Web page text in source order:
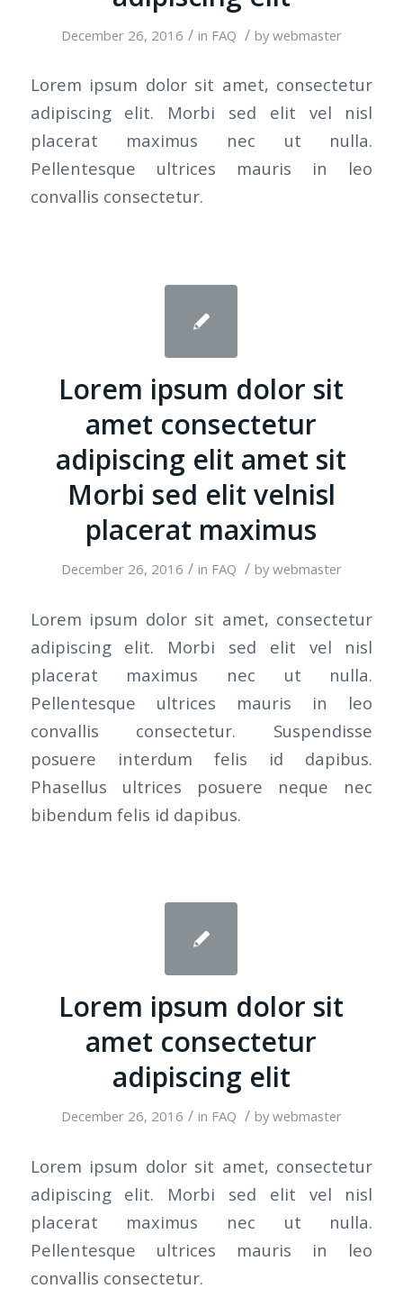
December 26, 2016 / in FAQ / bywebmaster
Lorem ipsum dolor sit amet, consectetur
adipiscing elit. Morbi sed elit vel nisl
placerat maximus nec ut nulla.
Pellentesque ultrices mauris in leo
convallis consectetur.
Lorem ipsum dolor sit
amet consectetur
adipiscing elit amet sit
Morbi sed elit velnisl
placerat maximus
December 26, 2016 / in FAQ / bywebmaster
Lorem ipsum dolor sit amet, consectetur
adipiscing elit. Morbi sed elit vel nisl
placerat maximus nec ut nulla.
Pellentesque ultrices mauris in leo
convallis consectetur. Suspendisse
posuere interdum felis id dapibus.
Phasellus ultrices posuere neque nec
bibendum felis id dapibus.
Lorem ipsum dolor sit
amet consectetur
adipiscing elit
December 26, 2016 / in FAQ / bywebmaster
Lorem ipsum dolor sit amet, consectetur
adipiscing elit. Morbi sed elit vel nisl
placerat maximus nec ut nulla.
Pellentesque ultrices mauris in leo
convallis consectetur.